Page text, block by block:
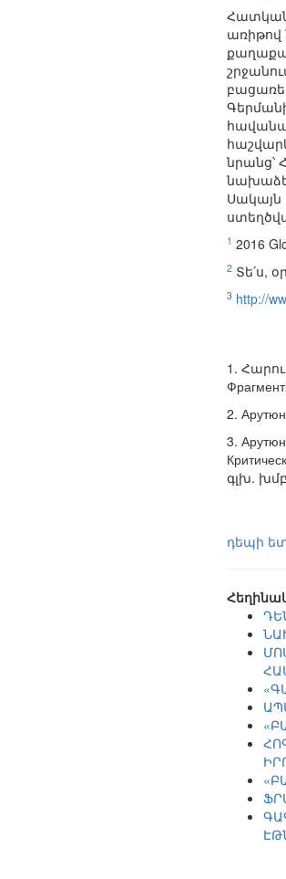
առիթով
նրանց՝
Սակայն
1 2016
2 Տե՛ս,
3 http://
1.
2.
3.
գլխ.
դեպի